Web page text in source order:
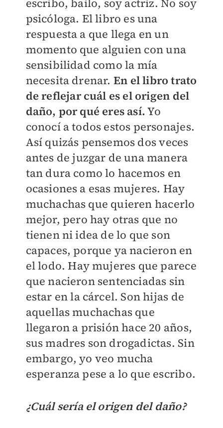
escribo, bailo, soy actriz. No soy
psicóloga. El libro es una
respuesta a que llega en un
momento que alguien con una
sensibilidad como la mía
necesita drenar. En el libro trato
de reflejar cuál es el origen del
daño, por qué eres así.Yo
conocí a todos estos personajes.
Así quizás pensemos dos veces
antes de juzgar de una manera
tan dura como lo hacemos en
ocasiones a esas mujeres. Hay
muchachas que quieren hacerlo
mejor, pero hay otras que no
tienen ni idea de lo que son
capaces, porque ya nacieron en
el lodo. Hay mujeres que parece
que nacieron sentenciadas sin
estar en la cárcel. Son hijas de
aquellas muchachas que
llegaron a prisión hace 20 años,
sus madres son drogadictas. Sin
embargo, yo veo mucha
esperanza pese a lo que escribo.
¿Cuál sería el origen del daño?